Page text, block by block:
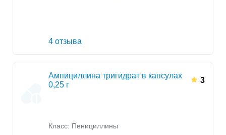
4 отзыва
Ампициллина тригидрат в капсулах
0,25 г
3
Класс: Пенициллины